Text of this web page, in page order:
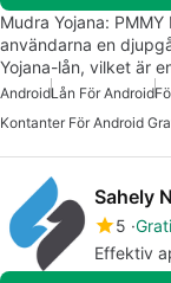
Mudra Yojana:
användarna en
Yojana-lån, vilket är
AndroidLån För Android
Kontanter För Android
Sahely
5
Effektiv